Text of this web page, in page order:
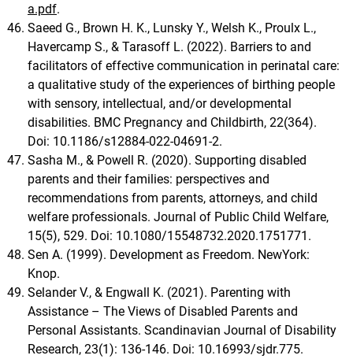
a.pdf.
Saeed G., Brown H. K., Lunsky Y., Welsh K., Proulx L.,
Havercamp S., & Tarasoff L. (2022). Barriers to and
facilitators of effective communication in perinatal care:
a qualitative study of the experiences of birthing people
with sensory, intellectual, and/or developmental
disabilities. BMC Pregnancy and Childbirth, 22(364).
Doi: 10.1186/s12884-022-04691-2.
Sasha M., & Powell R. (2020). Supporting disabled
parents and their families: perspectives and
recommendations from parents, attorneys, and child
welfare professionals. Journal of Public Child Welfare,
15(5), 529. Doi: 10.1080/15548732.2020.1751771.
Sen A. (1999). Development as Freedom. NewYork:
Knop.
Selander V., & Engwall K. (2021). Parenting with
Assistance – The Views of Disabled Parents and
Personal Assistants. Scandinavian Journal of Disability
Research, 23(1): 136-146. Doi: 10.16993/sjdr.775.